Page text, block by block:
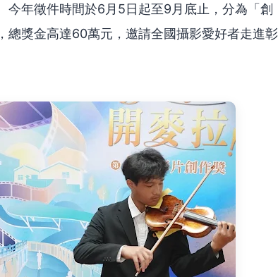
今年徵件時間於6月5日起至9月底止，分為「創
總獎金高達60萬元，邀請全國攝影愛好者走進彰